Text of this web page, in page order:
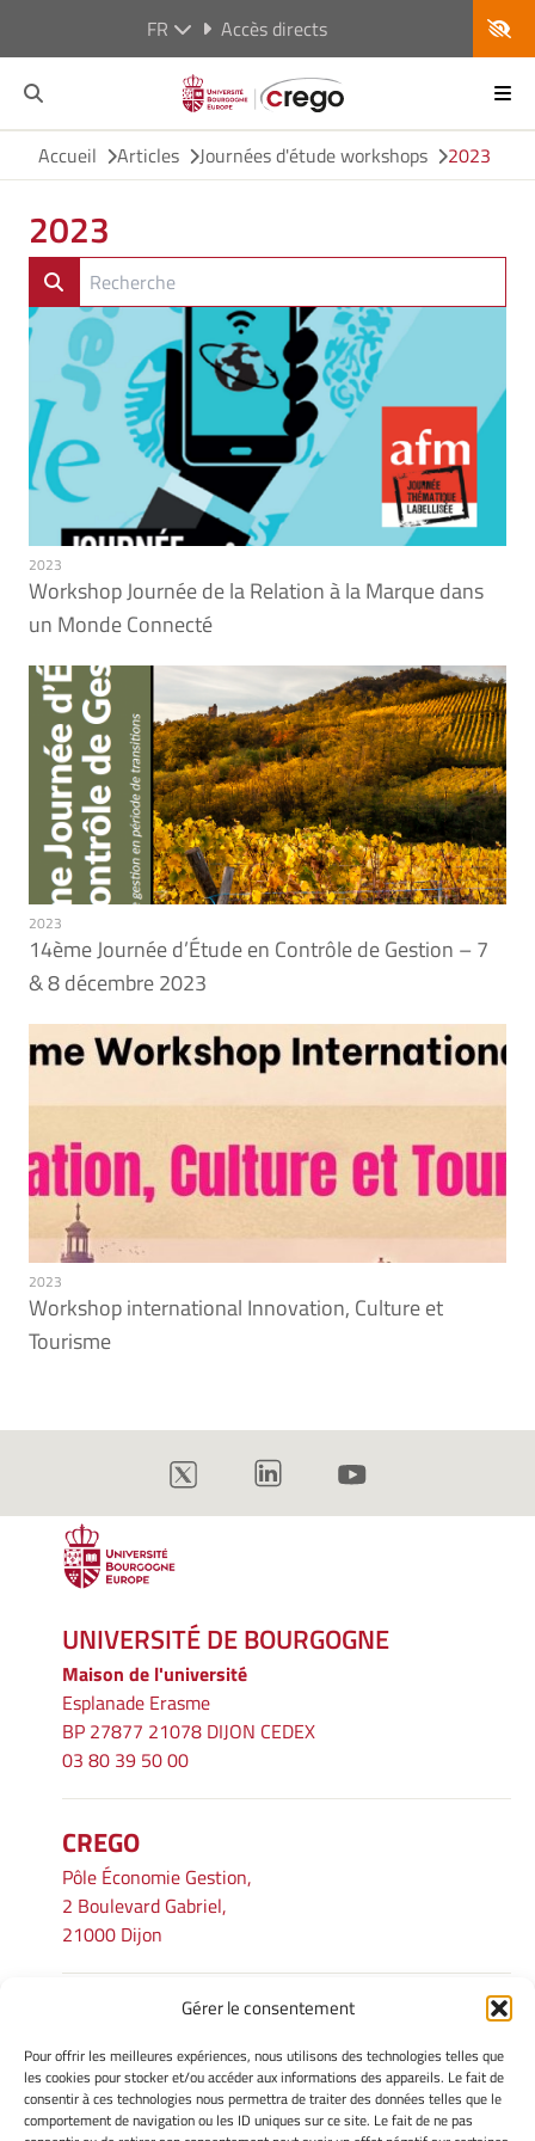
Gérer le consentement
Pour offrir les meilleures expériences, nous utilisons des technologies telles que
les cookies pour stocker et/ou accéder aux informations des appareils. Le fait de
consentir à ces technologies nous permettra de traiter des données telles que le
comportement de navigation ou les ID uniques sur ce site. Le fait de ne pas
FR Accès directs
Accueil Articles Journées d'étude workshops 2023
2023
2023
Workshop Journée de la Relation à la Marque dans
un Monde Connecté
2023
14ème Journée d’Étude en Contrôle de Gestion – 7
& 8 décembre 2023
2023
Workshop international Innovation, Culture et
Tourisme
UNIVERSITÉ DE BOURGOGNE
Maison de l'université
Esplanade Erasme
BP 27877 21078 DIJON CEDEX
03 80 39 50 00
CREGO
Pôle Économie Gestion,
2 Boulevard Gabriel,
21000 Dijon
INFORMATIONS LÉGALES
Mentions légales
Gérer mes cookies
Avertissement